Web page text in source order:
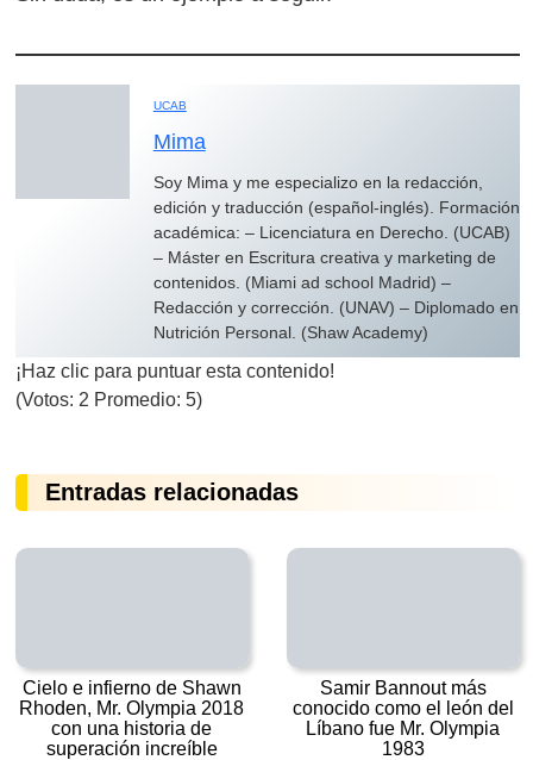
UCAB
Mima
Soy Mima y me especializo en la redacción,
edición y traducción (español-inglés). Formación
académica: – Licenciatura en Derecho. (UCAB)
– Máster en Escritura creativa y marketing de
contenidos. (Miami ad school Madrid) –
Redacción y corrección. (UNAV) – Diplomado en
Nutrición Personal. (Shaw Academy)
¡Haz clic para puntuar esta contenido!
(Votos: 2 Promedio: 5)
Entradas relacionadas
Cielo e infierno de Shawn
Rhoden, Mr. Olympia 2018
con una historia de
superación increíble
Samir Bannout más
conocido como el león del
Líbano fue Mr. Olympia
1983